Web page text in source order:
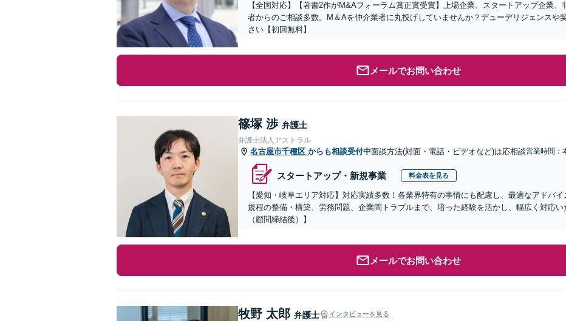
【全国対応】【著書2作がM&Aフォーラム賞正賞受賞】上場企業、スタートアップ企業
者からのご相談多数。M＆Aを仲介業者に丸投げしていませんか？デューデリジェンスや
さい【初回無料】
メールでお問い合わせ
篠塚 渉 弁護士
弁護士法人アストラル
名古屋市千種区 からも相談受付中面談方法(対面・電話・ビデオなど)は応相談営業時間：
スタートアップ・新規事業 料金表を見る
【愛知・岐阜エリア対応】対応実績多数！各業界特有の事情にも配慮し、最適なアドバ
規程の整備・構築、労務問題、企業間トラブルまで、培った経験を活かし、幅広く対応
（顧問締結後）】
メールでお問い合わせ
牧野 太郎 弁護士 インタビューを見る